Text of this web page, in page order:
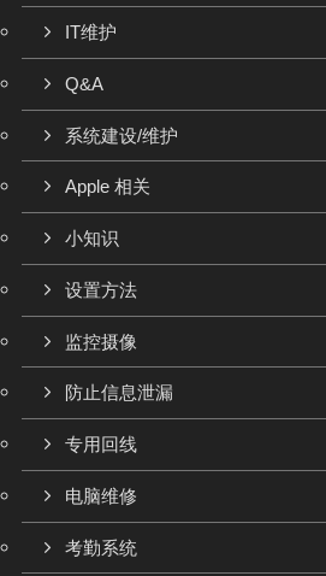
IT维护
Q&A
系统建设/维护
Apple 相关
小知识
设置方法
监控摄像
防止信息泄漏
专用回线
电脑维修
考勤系统